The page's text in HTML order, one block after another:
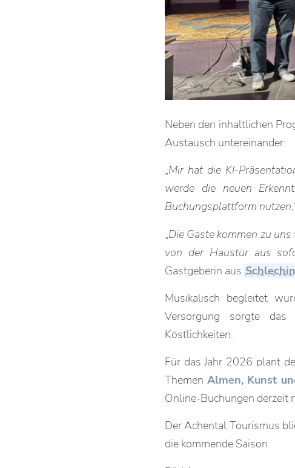
Neben den inhaltlichen
Austausch untereinander:
„Mir hat die KI-
werde die neuen
Buchungsplattform nutzen,
„Die Gäste kommen zu
von der Haustür aus
Gastgeberin aus
Musikalisch begleitet
Versorgung sorgte
Köstlichkeiten.
Für das Jahr 2026 plant
Themen Almen, Kunst
Online-Buchungen derzeit
Der Achental Tourismus
die kommende Saison.